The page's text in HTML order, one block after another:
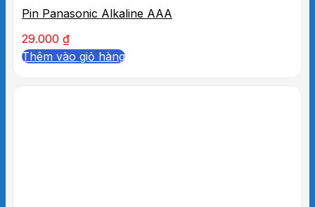
Pin Panasonic Alkaline AAA
29.000 ₫
Thêm vào giỏ hàng